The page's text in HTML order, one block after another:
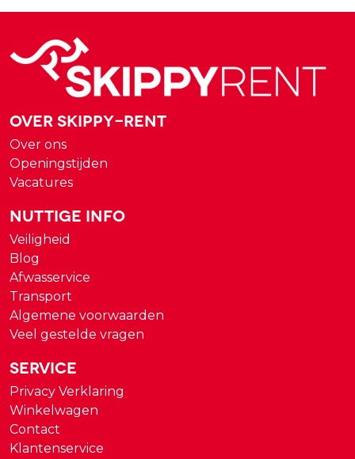
Over Skippy-rent
Over ons
Openingstijden
Vacatures
Nuttige Info
Veiligheid
Blog
Afwasservice
Transport
Algemene voorwaarden
Veel gestelde vragen
Service
Privacy Verklaring
Winkelwagen
Contact
Klantenservice